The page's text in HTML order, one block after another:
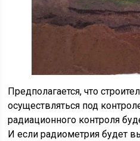
Предполагается, что
осуществляться под
радиационного контроля
И если радиометрия будет